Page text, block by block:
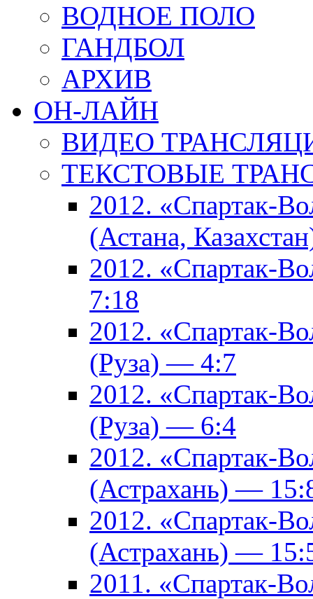
ВОДНОЕ ПОЛО
ГАНДБОЛ
АРХИВ
ОН-ЛАЙН
ВИДЕО
ТЕКСТОВЫЕ
2012. «Спартак-
(Астана,
2012. «Спартак-
7:18
2012. «Спартак-
(Руза) — 4:7
2012. «Спартак-
(Руза) — 6:4
2012. «Спартак-
(Астрахань) —
2012. «Спартак-
(Астрахань) —
2011. «Спартак-